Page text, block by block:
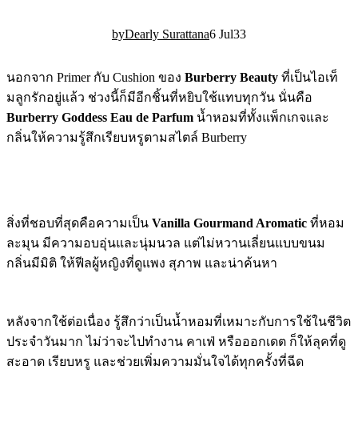
Dearly Surattana6 Jul33
นอกจาก Primer กับ Cushion ของ Burberry Beauty ที่เป็นไอเท็
มลูกรักอยู่แล้ว ช่วงนี้ก็มีอีกชิ้นที่หยิบใช้แทบทุกวัน นั่นคือ
Burberry Goddess Eau de Parfum น้ำหอมที่ทั้งแพ็กเกจและ
กลิ่นให้ความรู้สึกเรียบหรูตามสไตล์ Burberry
สิ่งที่ชอบที่สุดคือความเป็น Vanilla Gourmand Aromatic ที่หอม
ละมุน มีความอบอุ่นและนุ่มนวล แต่ไม่หวานเลี่ยนแบบขนม
กลิ่นมีมิติ ให้ฟีลผู้หญิงที่ดูแพง สุภาพ และน่าค้นหา
หลังจากใช้ต่อเนื่อง รู้สึกว่าเป็นน้ำหอมที่เหมาะกับการใช้ในชีวิต
ประจำวันมาก ไม่ว่าจะไปทำงาน คาเฟ่ หรือออกเดต ก็ให้ลุคที่ดู
สะอาด เรียบหรู และช่วยเพิ่มความมั่นใจได้ทุกครั้งที่ฉีด